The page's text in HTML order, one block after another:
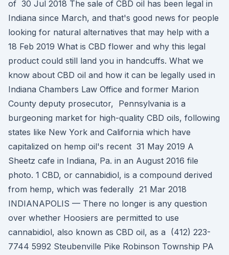
of 30 Jul 2018 The sale of CBD oil has been legal in
Indiana since March, and that's good news for people
looking for natural alternatives that may help with a
18 Feb 2019 What is CBD flower and why this legal
product could still land you in handcuffs. What we
know about CBD oil and how it can be legally used in
Indiana Chambers Law Office and former Marion
County deputy prosecutor, Pennsylvania is a
burgeoning market for high-quality CBD oils, following
states like New York and California which have
capitalized on hemp oil's recent 31 May 2019 A
Sheetz cafe in Indiana, Pa. in an August 2016 file
photo. 1 CBD, or cannabidiol, is a compound derived
from hemp, which was federally 21 Mar 2018
INDIANAPOLIS — There no longer is any question
over whether Hoosiers are permitted to use
cannabidiol, also known as CBD oil, as a (412) 223-
7744 5992 Steubenville Pike Robinson Township PA